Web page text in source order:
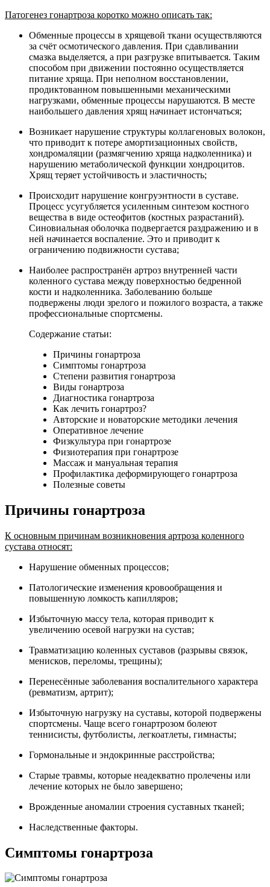
Патогенез гонартроза коротко можно описать так:
Обменные процессы в хрящевой ткани осуществляются
за счёт осмотического давления. При сдавливании
смазка выделяется, а при разгрузке впитывается. Таким
способом при движении постоянно осуществляется
питание хряща. При неполном восстановлении,
продиктованном повышенными механическими
нагрузками, обменные процессы нарушаются. В месте
наибольшего давления хрящ начинает истончаться;
Возникает нарушение структуры коллагеновых волокон,
что приводит к потере амортизационных свойств,
хондромаляции (размягчению хряща надколенника) и
нарушению метаболической функции хондроцитов.
Хрящ теряет устойчивость и эластичность;
Происходит нарушение конгруэнтности в суставе.
Процесс усугубляется усиленным синтезом костного
вещества в виде остеофитов (костных разрастаний).
Синовиальная оболочка подвергается раздражению и в
ней начинается воспаление. Это и приводит к
ограничению подвижности сустава;
Наиболее распространён артроз внутренней части
коленного сустава между поверхностью бедренной
кости и надколенника. Заболеванию больше
подвержены люди зрелого и пожилого возраста, а также
профессиональные спортсмены.
Содержание статьи:
Причины гонартроза
Симптомы гонартроза
Степени развития гонартроза
Виды гонартроза
Диагностика гонартроза
Как лечить гонартроз?
Авторские и новаторские методики лечения
Оперативное лечение
Физкультура при гонартрозе
Физиотерапия при гонартрозе
Массаж и мануальная терапия
Профилактика деформирующего гонартроза
Полезные советы
Причины гонартроза
К основным причинам возникновения артроза коленного
сустава относят:
Нарушение обменных процессов;
Патологические изменения кровообращения и
повышенную ломкость капилляров;
Избыточную массу тела, которая приводит к
увеличению осевой нагрузки на сустав;
Травматизацию коленных суставов (разрывы связок,
менисков, переломы, трещины);
Перенесённые заболевания воспалительного характера
(ревматизм, артрит);
Избыточную нагрузку на суставы, которой подвержены
спортсмены. Чаще всего гонартрозом болеют
теннисисты, футболисты, легкоатлеты, гимнасты;
Гормональные и эндокринные расстройства;
Старые травмы, которые неадекватно пролечены или
лечение которых не было завершено;
Врожденные аномалии строения суставных тканей;
Наследственные факторы.
Симптомы гонартроза